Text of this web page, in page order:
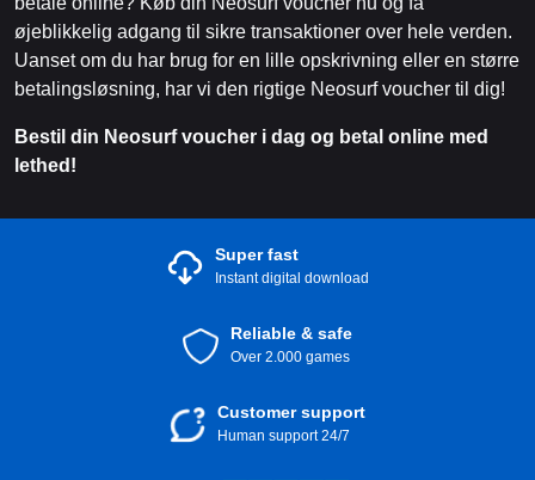
øjeblikkelig adgang til sikre transaktioner over hele verden.
Uanset om du har brug for en lille opskrivning eller en større
betalingsløsning, har vi den rigtige Neosurf voucher til dig!
Bestil din Neosurf voucher i dag og betal online med
lethed!
Super fast
Instant digital download
Reliable & safe
Over 2.000 games
Customer support
Human support 24/7